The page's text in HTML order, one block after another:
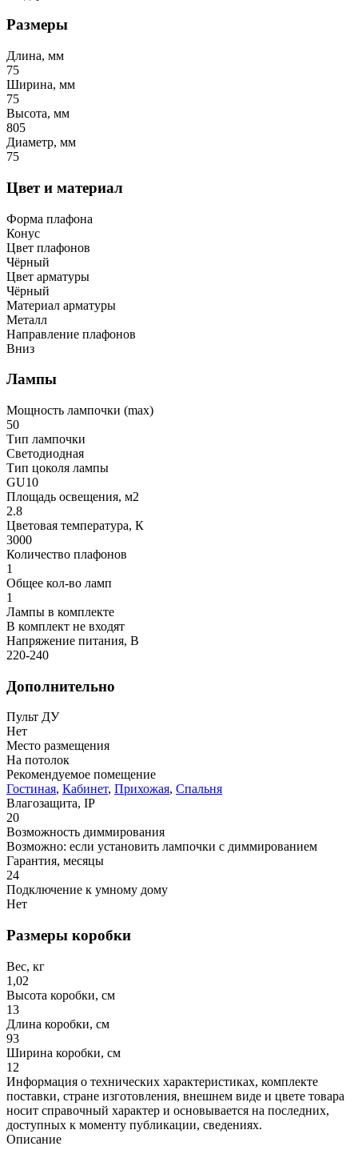
Размеры
Длина, мм
75
Ширина, мм
75
Высота, мм
805
Диаметр, мм
75
Цвет и материал
Форма плафона
Конус
Цвет плафонов
Чёрный
Цвет арматуры
Чёрный
Материал арматуры
Металл
Направление плафонов
Вниз
Лампы
Мощность лампочки (max)
50
Тип лампочки
Светодиодная
Тип цоколя лампы
GU10
Площадь освещения, м2
2.8
Цветовая температура, К
3000
Количество плафонов
1
Общее кол-во ламп
1
Лампы в комплекте
В комплект не входят
Напряжение питания, В
220-240
Дополнительно
Пульт ДУ
Нет
Место размещения
На потолок
Рекомендуемое помещение
Гостиная, Кабинет, Прихожая, Спальня
Влагозащита, IP
20
Возможность диммирования
Возможно: если установить лампочки с диммированием
Гарантия, месяцы
24
Подключение к умному дому
Нет
Размеры коробки
Вес, кг
1,02
Высота коробки, см
13
Длина коробки, см
93
Ширина коробки, см
12
Информация о технических характеристиках, комплекте
поставки, стране изготовления, внешнем виде и цвете товара
носит справочный характер и основывается на последних,
доступных к моменту публикации, сведениях.
Описание